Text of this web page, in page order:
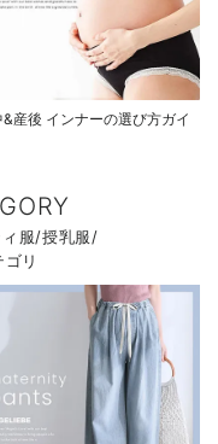
産後 インナーの選び方ガイ
服/授乳服/
リ